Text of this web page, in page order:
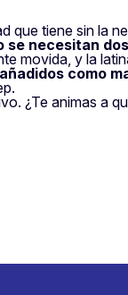
que tiene sin la
se necesitan
movida, y la
como
¿Te animas a